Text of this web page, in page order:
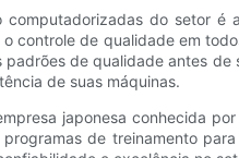
do setor
controle de qualidade em
de qualidade antes
de suas máquinas.
japonesa conhecida
de treinamento